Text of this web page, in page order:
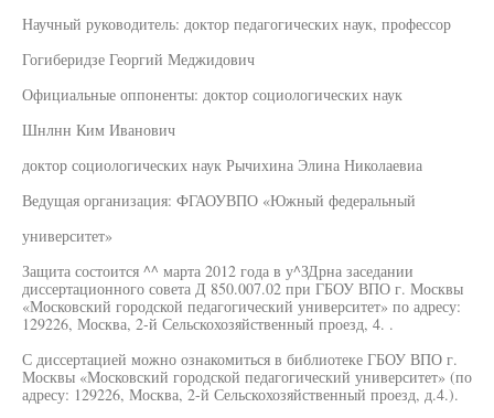
Научный руководитель: доктор педагогических наук, профессор
Гогиберидзе Георгий Меджидович
Официальные оппоненты: доктор социологических наук
Шнлнн Ким Иванович
доктор социологических наук Рычихина Элина Николаевиа
Ведущая организация: ФГАОУВПО «Южный федеральный
университет»
Защита состоится ^^ марта 2012 года в у^ЗДрна заседании
диссертационного совета Д 850.007.02 при ГБОУ ВПО г. Москвы
«Московский городской педагогический университет» по адресу:
129226, Москва, 2-й Сельскохозяйственный проезд, 4. .
С диссертацией можно ознакомиться в библиотеке ГБОУ ВПО г.
Москвы «Московский городской педагогический университет» (по
адресу: 129226, Москва, 2-й Сельскохозяйственный проезд, д.4.).